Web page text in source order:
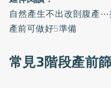
自然產生不出改剖腹產⋯
產前可做好5準備
常見3階段產前